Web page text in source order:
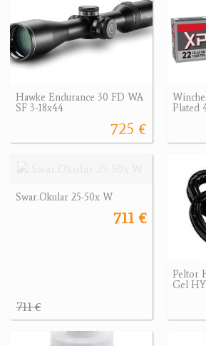
Hawke Endurance 30 FD WA
SF 3-18x44
725 €
Plated
Swar.Okular 25-50x W
711 €
711 €
Peltor
Gel